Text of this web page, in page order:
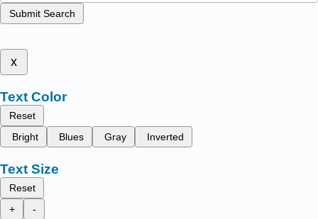
Submit Search
x
Text Color
Reset
Bright
Blues Gray Inverted
Text Size
Reset
+
-